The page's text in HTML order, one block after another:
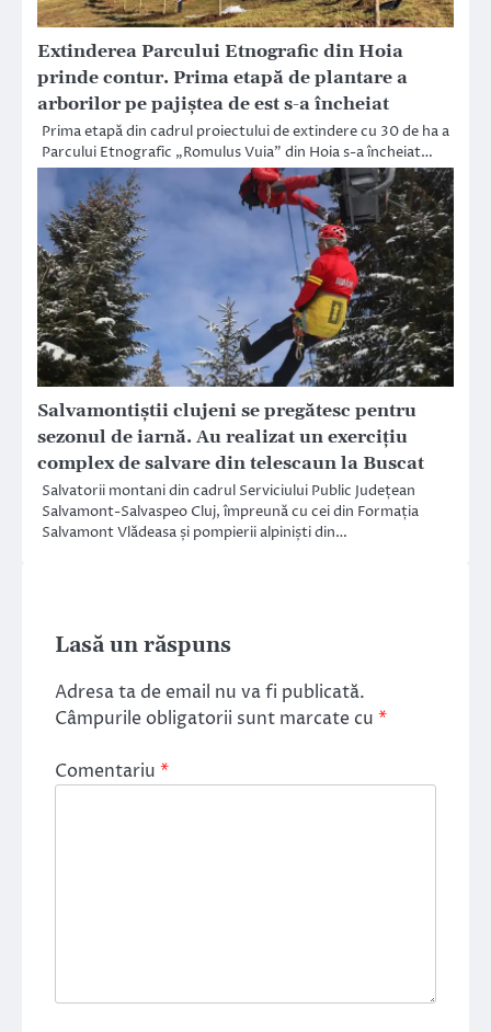
Extinderea Parcului Etnografic din Hoia
prinde contur. Prima etapă de plantare a
arborilor pe pajiștea de est s-a încheiat
Prima etapă din cadrul proiectului de extindere cu 30 de ha a
Parcului Etnografic „Romulus Vuia” din Hoia s-a încheiat…
Salvamontiștii clujeni se pregătesc pentru
sezonul de iarnă. Au realizat un exercițiu
complex de salvare din telescaun la Buscat
Salvatorii montani din cadrul Serviciului Public Județean
Salvamont-Salvaspeo Cluj, împreună cu cei din Formația
Salvamont Vlădeasa și pompierii alpiniști din…
Lasă un răspuns
Adresa ta de email nu va fi publicată.
Câmpurile obligatorii sunt marcate cu *
Comentariu *